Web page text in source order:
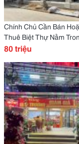
Chính Chủ Cần Bán
Thuê Biệt Thự Nằm
Biệt Lập V1 - Kđt Vcn
Ngủ - 5 Wc
80 triệu